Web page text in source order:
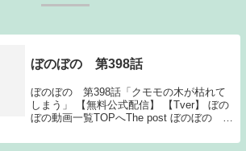
ぼのぼの 第398話
ぼのぼの 第398話「クモモの木が枯れて
しまう」 【無料公式配信】 【Tver】 ぼの
ぼの動画一覧TOPへThe post ぼのぼの 第
動画++.Source: New ...